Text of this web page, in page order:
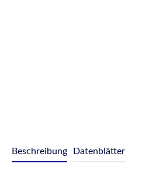
Beschreibung Datenblätter